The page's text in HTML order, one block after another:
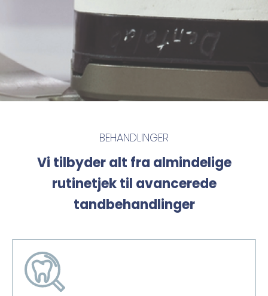
BEHANDLINGER
Vi tilbyder alt fra almindelige
rutinetjek til avancerede
tandbehandlinger